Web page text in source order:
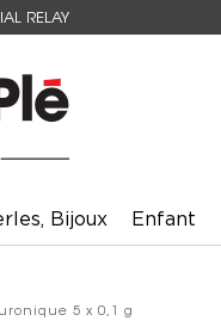
RELAY
Bijoux Enfant
5 x 0,1 g